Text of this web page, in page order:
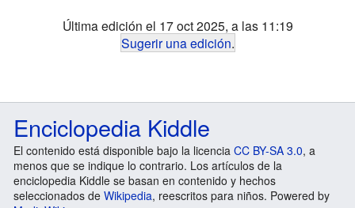
Última edición el 17 oct 2025, a las 11:19
Sugerir una edición.
Enciclopedia Kiddle
El contenido está disponible bajo la licencia CC BY-SA 3.0, a
menos que se indique lo contrario. Los artículos de la
enciclopedia Kiddle se basan en contenido y hechos
seleccionados de Wikipedia, reescritos para niños. Powered by